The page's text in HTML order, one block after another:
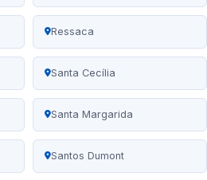
Ressaca
Santa Cecília
Santa Margarida
Santos Dumont